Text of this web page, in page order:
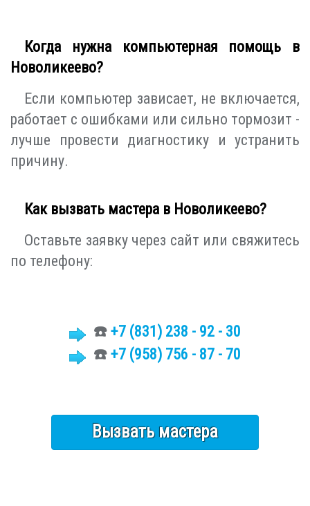
Когда нужна компьютерная помощь в
Новоликеево?
Если компьютер зависает, не включается,
работает с ошибками или сильно тормозит -
лучше провести диагностику и устранить
причину.
Как вызвать мастера в Новоликеево?
Оставьте заявку через сайт или свяжитесь
по телефону:
☎️ +7 (831) 238 - 92 - 30
☎️ +7 (958) 756 - 87 - 70
Вызвать мастера